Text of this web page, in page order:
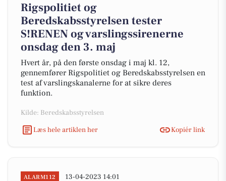
Rigspolitiet og
Beredskabsstyrelsen tester
S!RENEN og varslingssirenerne
onsdag den 3. maj
Hvert år, på den første onsdag i maj kl. 12,
gennemfører Rigspolitiet og Beredskabsstyrelsen en
test af varslingskanalerne for at sikre deres
funktion.
Kilde: Beredskabsstyrelsen
Læs hele artiklen her
Kopiér link
ALARM112 13-04-2023 14:01